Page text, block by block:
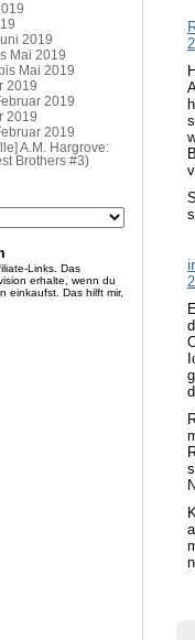
2019
Mai 2019
Mai 2019
2019
2019
2019
2019
A.M. Hargrove:
Brothers #3)
Links. Das
erhalte, wenn du
einkaufst. Das hilft mir,